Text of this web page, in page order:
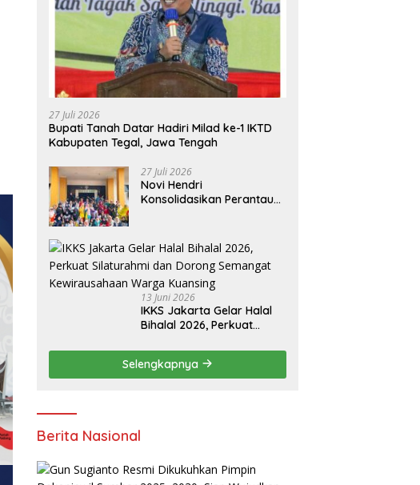
27 Juli 2026
Bupati Tanah Datar Hadiri Milad ke-1 IKTD
Kabupaten Tegal, Jawa Tengah
27 Juli 2026
Novi Hendri
Konsolidasikan Perantau
13 Juni 2026
IKKS Jakarta Gelar Halal
Bihalal 2026, Perkuat
Semangat Kewirausahaan
Warga Kuansing
Selengkapnya
Berita Nasional